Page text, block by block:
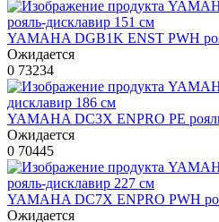
YAMAHA DGB1K ENST PWH
Ожидается
0 73234
YAMAHA DC3X ENPRO PE
Ожидается
0 70445
YAMAHA DC7X ENPRO PWH
Ожидается